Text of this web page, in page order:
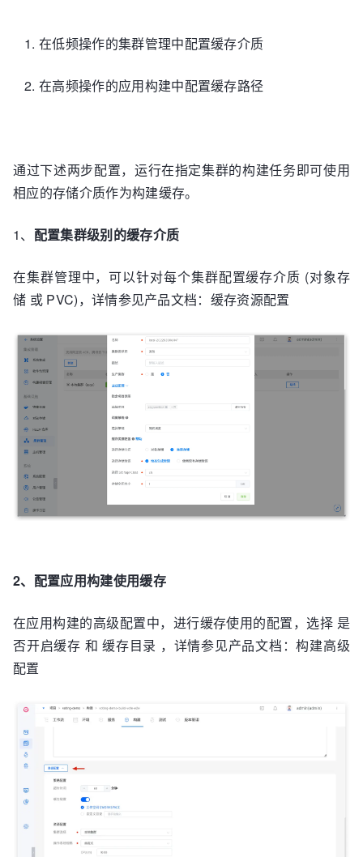
在低频操作的集群管理中配置缓存介质
在高频操作的应用构建中配置缓存路径
通过下述两步配置，运行在指定集群的构建任务即可使用
相应的存储介质作为构建缓存。
1、 配置集群级别的缓存介质
在集群管理中，可以针对每个集群配置缓存介质 (对象存
储 或 PVC)，详情参见产品文档：缓存资源配置
2、配置应用构建使用缓存
在应用构建的高级配置中，进行缓存使用的配置，选择 是
否开启缓存 和 缓存目录 ，详情参见产品文档：构建高级
配置